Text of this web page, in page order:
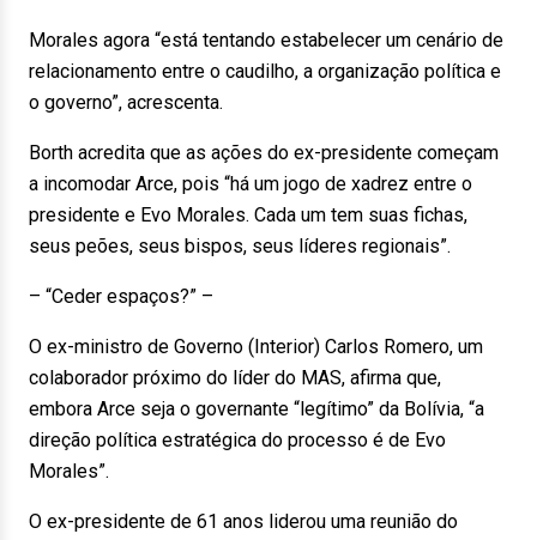
Morales agora “está tentando estabelecer um cenário de
relacionamento entre o caudilho, a organização política e
o governo”, acrescenta.
Borth acredita que as ações do ex-presidente começam
a incomodar Arce, pois “há um jogo de xadrez entre o
presidente e Evo Morales. Cada um tem suas fichas,
seus peões, seus bispos, seus líderes regionais”.
– “Ceder espaços?” –
O ex-ministro de Governo (Interior) Carlos Romero, um
colaborador próximo do líder do MAS, afirma que,
embora Arce seja o governante “legítimo” da Bolívia, “a
direção política estratégica do processo é de Evo
Morales”.
O ex-presidente de 61 anos liderou uma reunião do